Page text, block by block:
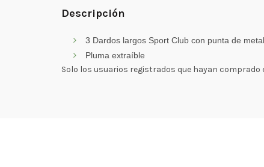
Descripción
3 Dardos largos Sport Club con punta de
Pluma extraíble
Solo los usuarios registrados que hayan